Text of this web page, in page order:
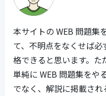
本サイトの WEB 問題集
て、不明点をなくせば必
格できると思います。た
単純に WEB 問題集をや
でなく、解説に掲載され